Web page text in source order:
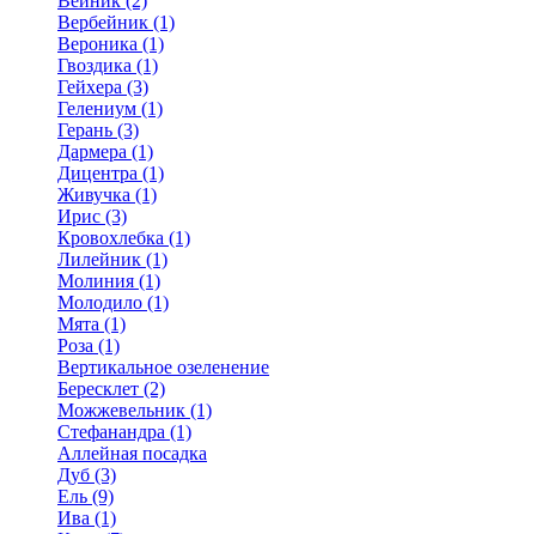
Вербейник (1)
Вероника (1)
Гвоздика (1)
Гейхера (3)
Гелениум (1)
Герань (3)
Дармера (1)
Дицентра (1)
Живучка (1)
Ирис (3)
Кровохлебка (1)
Лилейник (1)
Молиния (1)
Молодило (1)
Мята (1)
Роза (1)
Вертикальное озеленение
Бересклет (2)
Можжевельник (1)
Стефанандра (1)
Аллейная посадка
Дуб (3)
Ель (9)
Ива (1)